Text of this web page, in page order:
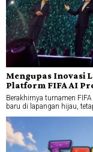
Mengupas Inovasi
Platform FIFA AI
Berakhirnya turnamen
baru di lapangan hijau,